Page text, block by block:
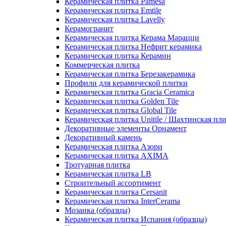
Керамическая плитка Emtile
Керамическая плитка Lavelly
Керамогранит
Керамическая плитка Керама Марацци
Керамическая плитка Нефрит керамика
Керамическая плитка Керамин
Коммерческая плитка
Керамическая плитка Березакерамика
Профили для керамической плитки
Керамическая плитка Gracia Ceramica
Керамическая плитка Golden Tile
Керамическая плитка Global Tile
Керамическая плитка Unitile / Шахтинская
Декоративные элементы Орнамент
Декоративный камень
Керамическая плитка Азори
Керамическая плитка AXIMA
Тротуарная плитка
Керамическая плитка LB
Строительный ассортимент
Керамическая плитка Cersanit
Керамическая плитка InterCerama
Мозаика (образцы)
Керамическая плитка Испания (образцы)